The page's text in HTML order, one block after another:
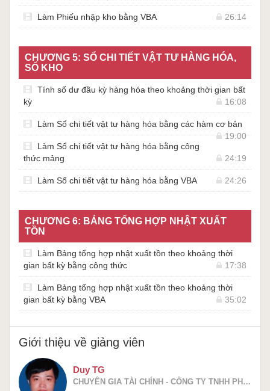
Làm Phiếu nhập kho bằng VBA 26:14
CHƯƠNG 5: SỔ CHI TIẾT VẬT TƯ HÀNG HÓA,
SỔ KHO
Tính số dư đầu kỳ hàng hóa theo khoảng thời gian bất
kỳ
16:08
Làm Sổ chi tiết vật tư hàng hóa bằng các hàm cơ bản
19:00
Làm Sổ chi tiết vật tư hàng hóa bằng công
thức mảng
24:19
Làm Sổ chi tiết vật tư hàng hóa bằng VBA 24:26
CHƯƠNG 6: BẢNG TỔNG HỢP NHẬT XUẤT
TỒN
Làm Bảng tổng hợp nhật xuất tồn theo khoảng thời
gian bất kỳ bằng công thức
17:38
Làm Bảng tổng hợp nhật xuất tồn theo khoảng thời
gian bất kỳ bằng VBA
35:02
Giới thiệu về giảng viên
Duy TG
CHUYÊN GIA TÀI CHÍNH - CÔNG TY TNHH PHÁT TRIỂN PHẦN MỀM EXCEL